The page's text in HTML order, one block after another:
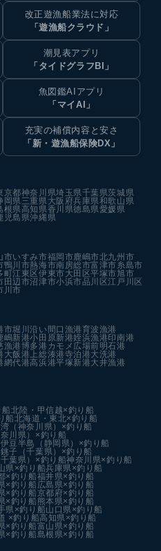
改正遊漁船業法に対応
「遊漁船クラウド」
潮見表アプリ
「タイドグラフBI」
魚図鑑AIアプリ
「マイAI」
充実の補償内容と安さ
「新・遊漁船保険DX」
京都神奈川県埼玉県千葉県茨城県
岡県 三重県 大阪府兵庫県和歌山県
根県高知県香川県徳島県愛媛県
児島県沖縄県
市いすみ市福岡市鹿嶋市北九州市
鴨川市熱海市南房総市富津市糸島市
町江東区伊東市大田区平塚市旭市
田辺市沼津市小浜市品川区江戸川区
川市
市堀川沿い 間口漁港育波漁港
嶋新港小田原新港姪浜漁港印南港
漁港博多港カモメ広場前明石港
大飯港 上総湊港寺泊港大洗港
網代港高浜港平塚新港大井漁港
北陸・甲信越×釣り船
船北海道・東北×釣り船
（神奈川県）×釣り船
川県）×釣り船
伊豆半島（静岡県）×釣り船
子（千葉県）×釣り船
葉県）×釣り船神奈川県×釣り船
県×釣り船兵庫県×釣り船
×釣り船福井県×釣り船
×釣り船 広島県×釣り船
×釣り船京都府×釣り船
×釣り船 熊本県×釣り船
県×釣り船山口県×釣り船
×釣り船高知県×釣り船
×釣り船富山県×釣り船
×釣り船島根県×釣り船